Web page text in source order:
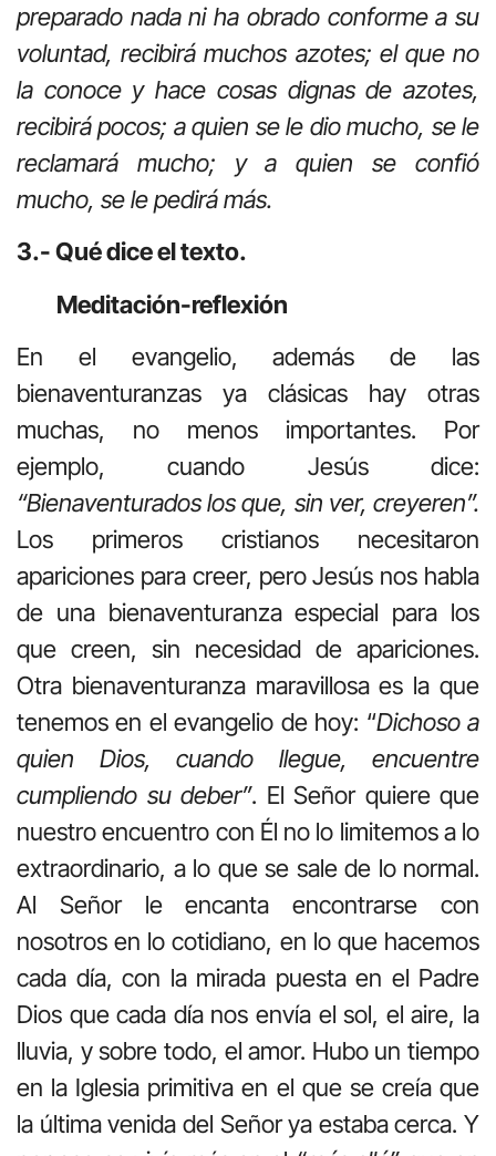
preparado nada ni ha obrado conforme a su
voluntad, recibirá muchos azotes; el que no
la conoce y hace cosas dignas de azotes,
recibirá pocos; a quien se le dio mucho, se le
reclamará mucho; y a quien se confió
mucho, se le pedirá más.
3.- Qué dice el texto.
Meditación-reflexión
En el evangelio, además de las
bienaventuranzas ya clásicas hay otras
muchas, no menos importantes. Por
ejemplo, cuando Jesús dice:
“Bienaventurados los que, sin ver, creyeren”.
Los primeros cristianos necesitaron
apariciones para creer, pero Jesús nos habla
de una bienaventuranza especial para los
que creen, sin necesidad de apariciones.
Otra bienaventuranza maravillosa es la que
tenemos en el evangelio de hoy: “Dichoso a
quien Dios, cuando llegue, encuentre
cumpliendo su deber”. El Señor quiere que
nuestro encuentro con Él no lo limitemos a lo
extraordinario, a lo que se sale de lo normal.
Al Señor le encanta encontrarse con
nosotros en lo cotidiano, en lo que hacemos
cada día, con la mirada puesta en el Padre
Dios que cada día nos envía el sol, el aire, la
lluvia, y sobre todo, el amor. Hubo un tiempo
en la Iglesia primitiva en el que se creía que
la última venida del Señor ya estaba cerca. Y